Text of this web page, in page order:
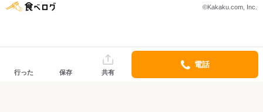
©Kakaku.com, Inc.
行った 保存 共有
電話